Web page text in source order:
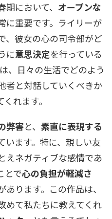
において、 オープンな
に重要です。ライリーが
、彼女の心の司令部がど
に意思決定を行っている
、日々の生活でどのよう
者と対話していくべきか
れます。
弊害と、 素直に表現する
います。特に、親しい友
えネガティブな感情であ
とで心の負担が軽減さ
あります。この作品は、
めて私たちに教えてくれ